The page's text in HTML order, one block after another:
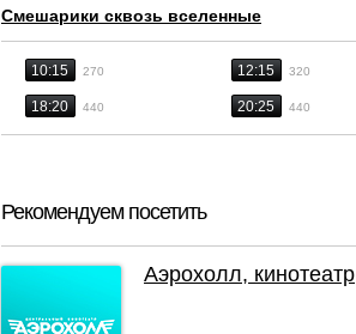
Смешарики сквозь вселенные
10:15 270 12:15 320
18:20 440 20:25 440
Рекомендуем посетить
Аэрохолл, кинотеатр